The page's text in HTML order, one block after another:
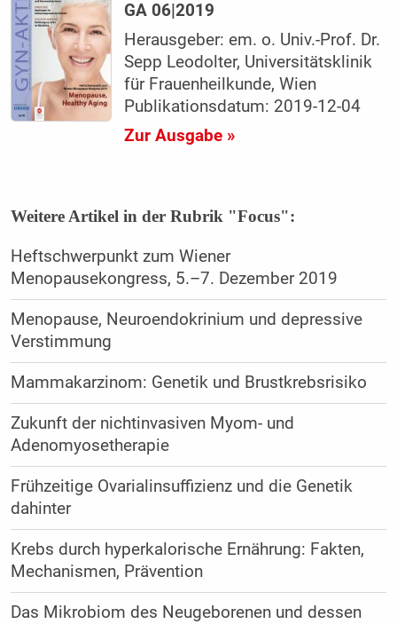
GA 06|2019
Herausgeber: em. o. Univ.-Prof. Dr.
Sepp Leodolter, Universitätsklinik
für Frauenheilkunde, Wien
Publikationsdatum: 2019-12-04
Zur Ausgabe »
Weitere Artikel in der Rubrik "Focus":
Heftschwerpunkt zum Wiener
Menopausekongress, 5.–7. Dezember 2019
Menopause, Neuroendokrinium und depressive
Verstimmung
Mammakarzinom: Genetik und Brustkrebsrisiko
Zukunft der nichtinvasiven Myom- und
Adenomyosetherapie
Frühzeitige Ovarialinsuffizienz und die Genetik
dahinter
Krebs durch hyperkalorische Ernährung: Fakten,
Mechanismen, Prävention
Das Mikrobiom des Neugeborenen und dessen